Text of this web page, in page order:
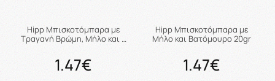
Hipp Μπισκοτόμπαρα με
Τραγανή Βρώμη, Μήλο και …
1.47€
Hipp Μπισκοτόμπαρα με
Μήλο και Βατόμουρο 20gr
1.47€